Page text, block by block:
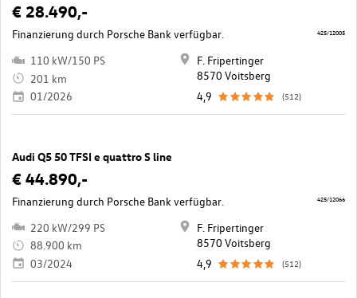
€ 28.490,-
Finanzierung durch Porsche Bank verfügbar.
110 kW/150 PS
201 km
01/2026
F. Fripertinger
8570 Voitsberg
4,9
(512)
425/12005
Audi Q5 50 TFSI e quattro S line
€ 44.890,-
Finanzierung durch Porsche Bank verfügbar.
220 kW/299 PS
88.900 km
03/2024
F. Fripertinger
8570 Voitsberg
4,9
(512)
425/12066